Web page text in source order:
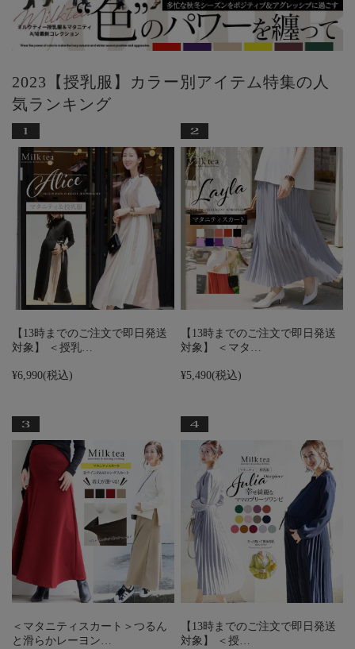
2023【授乳服】カラー別アイテム特集の人
気ランキング
【13時までのご注文で即日発送
対象】 ＜授乳…
¥6,990(税込)
【13時までのご注文で即日発送
対象】 ＜マタ…
¥5,490(税込)
＜マタニティスカート＞つるん
と滑らかレーヨン…
【13時までのご注文で即日発送
対象】 ＜授…